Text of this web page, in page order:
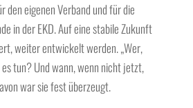
eigenen Verband und für die
in der EKD. Auf eine stabile Zukunft
weiter entwickelt werden. „Wer,
tun? Und wann, wenn nicht jetzt,
war sie fest überzeugt.